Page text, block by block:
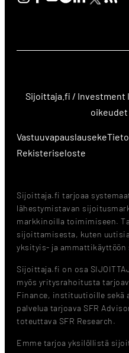
Sijoittaja.fi / Investment
Vastuuvapauslauseke
Rekisteriseloste
Sijoittaja.fi tarjoaa
lähestymistavan
markkinoilla toimimiseen.
sijoittamisesta, kuten
yksityis- ja
Sijoittaja.fi on osa
myös yritysrahoitusta
Finance, instituutioille
palvelua tarjoava SFR
toteuttava SFR Research.
Emme tarjoa yksilöllistä